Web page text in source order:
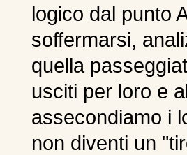
logico dal punto
soffermarsi,
quella
usciti per loro e
assecondiamo i
non diventi un